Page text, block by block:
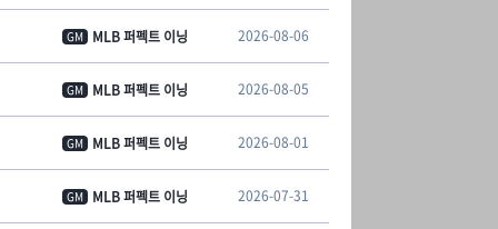
GM MLB 퍼펙트 이닝 2026-08-06
GM MLB 퍼펙트 이닝 2026-08-05
GM MLB 퍼펙트 이닝 2026-08-01
GM MLB 퍼펙트 이닝 2026-07-31